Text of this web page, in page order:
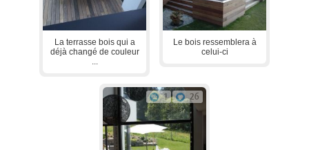
La terrasse bois qui a
déjà changé de couleur
Le bois ressemblera à
celui-ci
1 26